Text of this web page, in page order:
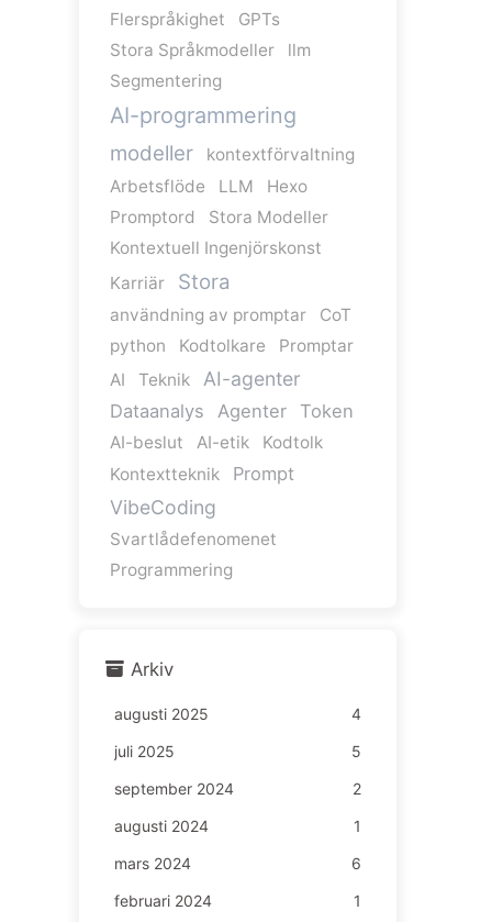
Flerspråkighet
GPTs
Stora Språkmodeller
llm
Segmentering
AI-programmering
modeller
kontextförvaltning
Arbetsflöde
LLM
Hexo
Promptord
Stora Modeller
Kontextuell Ingenjörskonst
Karriär
Stora
användning av promptar
CoT
python
Kodtolkare
Promptar
AI
Teknik AI-agenter
Dataanalys Agenter Token
AI-beslut AI-etik
Kodtolk
Kontextteknik
Prompt
VibeCoding
Svartlådefenomenet
Programmering
Arkiv
augusti 2025
4
juli 2025
5
september 2024
2
augusti 2024
1
mars 2024
6
februari 2024
1